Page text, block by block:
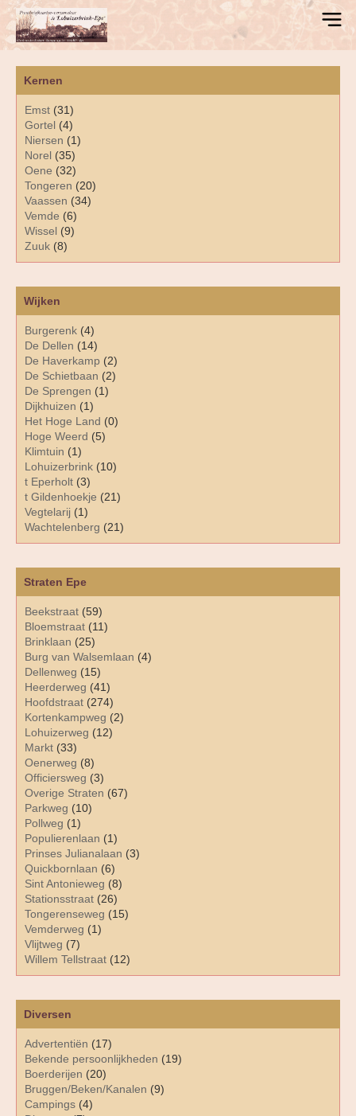
Diversen
Advertentiën (17)
Bekende persoonlijkheden (19)
Boerderijen (20)
Bruggen/Beken/Kanalen (9)
Campings (4)
Kernen
Emst (31)
Gortel (4)
Niersen (1)
Norel (35)
Oene (32)
Tongeren (20)
Vaassen (34)
Vemde (6)
Wissel (9)
Zuuk (8)
Straten Epe
Beekstraat (59)
Bloemstraat (11)
Brinklaan (25)
Burg van Walsemlaan (4)
Dellenweg (15)
Heerderweg (41)
Hoofdstraat (274)
Kortenkampweg (2)
Lohuizerweg (12)
Markt (33)
Oenerweg (8)
Officiersweg (3)
Overige Straten (67)
Parkweg (10)
Pollweg (1)
Populierenlaan (1)
Prinses Julianalaan (3)
Quickbornlaan (6)
Sint Antonieweg (8)
Stationsstraat (26)
Tongerenseweg (15)
Vemderweg (1)
Vlijtweg (7)
Willem Tellstraat (12)
Wijken
Burgerenk (4)
De Dellen (14)
De Haverkamp (2)
De Schietbaan (2)
De Sprengen (1)
Dijkhuizen (1)
Het Hoge Land (0)
Hoge Weerd (5)
Klimtuin (1)
Lohuizerbrink (10)
t Eperholt (3)
t Gildenhoekje (21)
Vegtelarij (1)
Wachtelenberg (21)